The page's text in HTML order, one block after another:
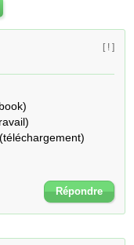
[ ! ]
Répondre